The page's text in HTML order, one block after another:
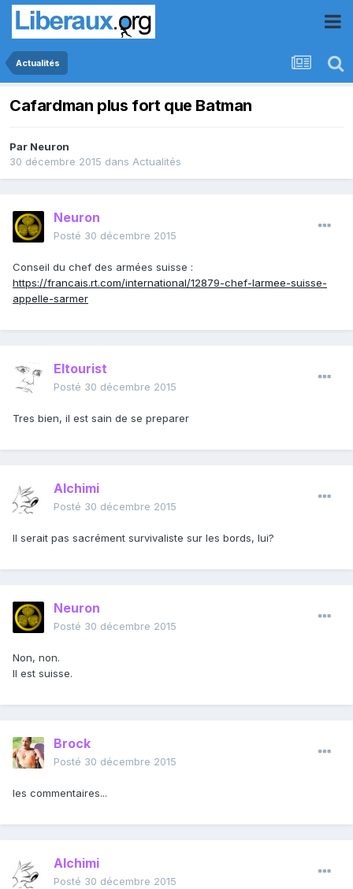
Actualités
Cafardman plus fort que Batman
Par Neuron
30 décembre 2015 dans Actualités
Neuron
Posté 30 décembre 2015
Conseil du chef des armées suisse :
https://francais.rt.com/international/12879-chef-larmee-suisse-
appelle-sarmer
Eltourist
Posté 30 décembre 2015
Tres bien, il est sain de se preparer
Alchimi
Posté 30 décembre 2015
Il serait pas sacrément survivaliste sur les bords, lui?
Neuron
Posté 30 décembre 2015
Non, non.
Il est suisse.
Brock
Posté 30 décembre 2015
les commentaires...
Alchimi
Posté 30 décembre 2015